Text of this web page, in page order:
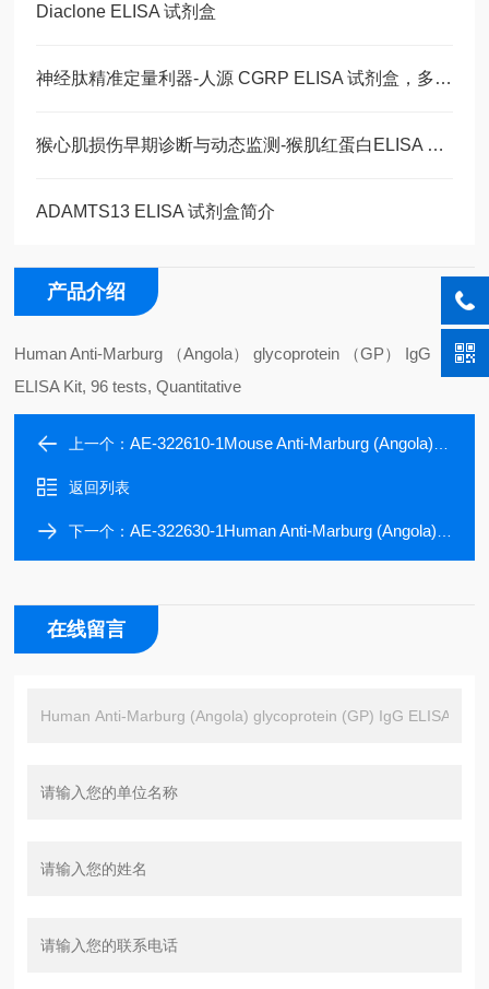
Diaclone ELISA 试剂盒
神经肽精准定量利器-人源 CGRP ELISA 试剂盒，多类型样本直接检测
猴心肌损伤早期诊断与动态监测-猴肌红蛋白ELISA 试剂盒
ADAMTS13 ELISA 试剂盒简介
产品介绍
Human Anti-Marburg （Angola） glycoprotein （GP） IgG
ELISA Kit, 96 tests, Quantitative
上一个：AE-322610-1Mouse Anti-Marburg (Angola) glycoprotein (GP) IgM ELISA Kit, 96 tests, Quantitative
返回列表
下一个：AE-322630-1Human Anti-Marburg (Angola) glycoprotein (GP) IgM ELISA Kit, 96 tests, Quantitative
在线留言